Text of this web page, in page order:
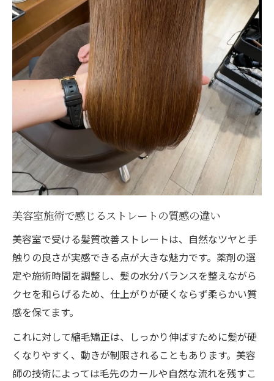
美容室施術で感じるストレートの質感の違い
美容室で受ける髪質改善ストレートは、自然なツヤと手
触りの良さが実感できる点が大きな魅力です。薬剤の選
定や施術時間を調整し、髪の水分バランスを整えながら
クセを和らげるため、仕上がりが硬くならず柔らかい質
感を保てます。
これに対して縮毛矯正は、しっかり伸ばすために髪が硬
くなりやすく、動きが制限されることもあります。美容
師の技術によっては毛先のカールや自然な流れを残すこ